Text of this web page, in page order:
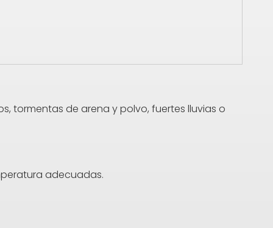
tormentas de arena y polvo, fuertes lluvias o
adecuadas.